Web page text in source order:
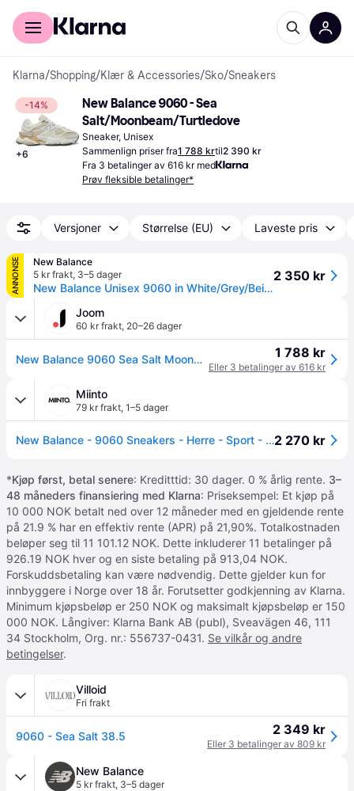
For kunder
Klarna/Shopping/Klær & Accessories/Sko/Sneakers
-14%
+6
New Balance 9060 - Sea
Salt/Moonbeam/Turtledove
Sneaker, Unisex
Sammenlign priser fra1 788 krtil2 390 kr
Fra 3 betalinger av 616 kr med
Prøv fleksible betalinger*
Versjoner Størrelse (EU) Laveste pris
ANNONSE
New Balance
5 kr frakt, 3–5 dager
New Balance Unisex 9060 in White/Grey/Beige Suede/Mesh, size 6.5
2 350 kr
Joom
60 kr frakt, 20–26 dager
New Balance 9060 Sea Salt Moonbeam Unisex Joggesko Krem Skilpadde Sølv-Metallisk U9060WHT 43 1 788 kr
Eller 3 betalinger av 616 kr
Miinto
79 kr frakt, 1–5 dager
New Balance - 9060 Sneakers - Herre - Sport - Beige - 40 EU2 270 kr
*Kjøp først, betal senere: Kreditttid: 30 dager. 0 % årlig rente. 3–
48 måneders finansiering med Klarna: Priseksempel: Et kjøp på
10 000 NOK betalt ned over 12 måneder med en gjeldende rente
på 21.9 % har en effektiv rente (APR) på 21,90%. Totalkostnaden
beløper seg til 11 101.12 NOK. Dette inkluderer 11 betalinger på
926.19 NOK hver og en siste betaling på 913,04 NOK.
Forskuddsbetaling kan være nødvendig. Dette gjelder kun for
innbyggere i Norge over 18 år. Forutsetter godkjenning av Klarna.
Minimum kjøpsbeløp er 250 NOK og maksimalt kjøpsbeløp er 150
000 NOK. Långiver: Klarna Bank AB (publ), Sveavägen 46, 111
34 Stockholm, Org. nr.: 556737-0431. Se vilkår og andre
betingelser.
Villoid
Fri frakt
9060 - Sea Salt 38.5 2 349 kr
Eller 3 betalinger av 809 kr
New Balance
5 kr frakt, 3–5 dager